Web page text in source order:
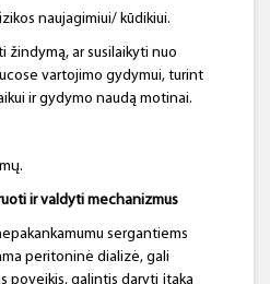
naujagimiui/ kūdikiui.
žindymą, ar susilaikyti nuo
vartojimo gydymui, turint
ir gydymo naudą motinai.
ir valdyti mechanizmus
sergantiems
peritoninė dializė, gali
poveikis, galintis daryti įtaką